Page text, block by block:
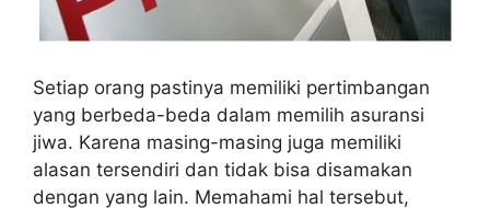
Setiap orang pastinya memiliki pertimbangan
yang berbeda-beda dalam memilih asuransi
jiwa. Karena masing-masing juga memiliki
alasan tersendiri dan tidak bisa disamakan
dengan yang lain. Memahami hal tersebut,